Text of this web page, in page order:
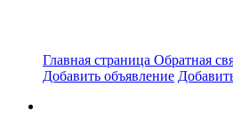
Главная страница Обратная
Добавить объявление